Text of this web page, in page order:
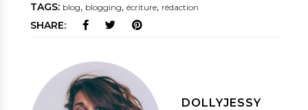
TAGS: blog, blogging, écriture, rédaction
SHARE:
DOLLYJESSY